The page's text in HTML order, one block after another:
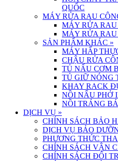
QUỐC
MÁY RỬA RAU
MÁY RỬA
MÁY RỬA RAU
SẢN PHẨM KHÁC »
MÁY HẤP
CHẬU RỬA
TỦ NẤU CƠM
TỦ GIỮ NÓNG
KHAY RACK
NỒI NẤU PHỞ
NỒI TRÁNG
DỊCH VỤ »
CHÍNH SÁCH BẢO
DỊCH VỤ BẢO
PHƯƠNG THỨC
CHÍNH SÁCH VẬN
CHÍNH SÁCH ĐỔI